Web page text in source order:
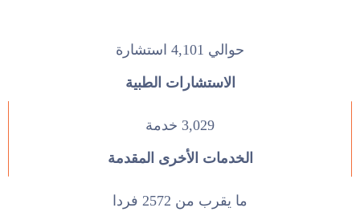
حوالي 4,101 استشارة
الاستشارات الطبية
3,029 خدمة
الخدمات الأخرى المقدمة
ما يقرب من 2572 فردا